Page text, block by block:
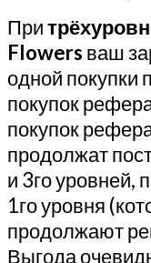
При
Flowers ваш
одной покупки
покупок
покупок
продолжат
и 3го
1го уровня
продолжают
Выгода